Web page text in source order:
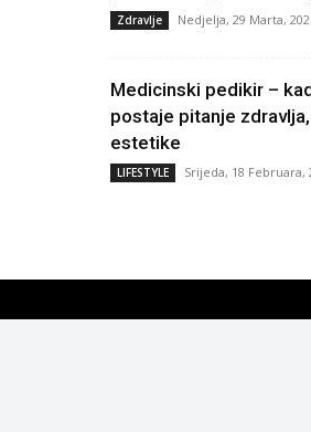
Zdravlje Nedjelja, 29 Marta,
Medicinski pedikir –
postaje pitanje
estetike
LIFESTYLE Srijeda, 18 Februara,